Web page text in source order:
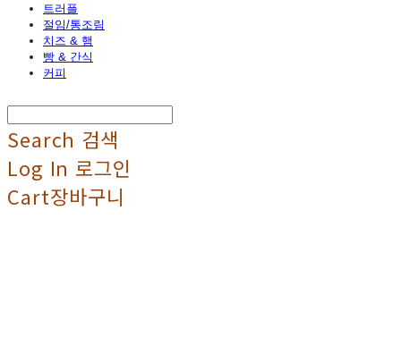
트러플
절임/통조림
치즈 & 햄
빵 & 간식
커피
Search 검색
Log In 로그인
Cart장바구니